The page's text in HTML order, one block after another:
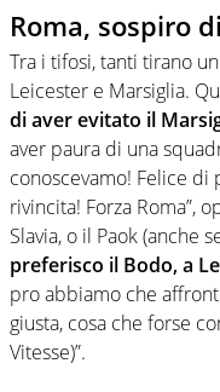
Roma, sospiro
Tra i tifosi, tanti tirano
Leicester e Marsiglia.
di aver evitato il M
aver paura di una
conoscevamo! Felice
rivincita! Forza Roma”,
Slavia, o il Paok (anche
preferisco il Bodo, a
pro abbiamo che
giusta, cosa che forse
Vitesse)”.